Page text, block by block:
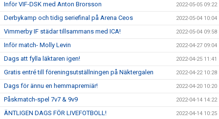
Inför VIF-DSK med Anton Brorsson 2022-05-05 09:22
Derbykamp och tidig seriefinal på Arena Ceos 2022-05-04 10:04
Vimmerby IF städar tillsammans med ICA! 2022-05-04 09:58
Inför match- Molly Levin 2022-04-27 09:04
Dags att fylla läktaren igen! 2022-04-25 11:41
Gratis entré till föreningsutställningen på Näktergalen 2022-04-22 10:28
Dags för ännu en hemmapremiär! 2022-04-20 10:20
Påskmatch-spel 7v7 & 9v9 2022-04-14 14:22
ÄNTLIGEN DAGS FÖR LIVEFOTBOLL! 2022-04-14 10:25